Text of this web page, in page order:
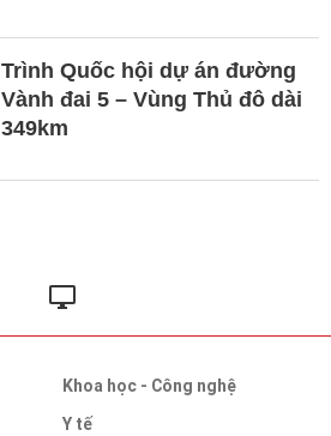
Trình Quốc hội dự án đường
Vành đai 5 – Vùng Thủ đô dài
349km
Khoa học - Công nghệ
Y tế